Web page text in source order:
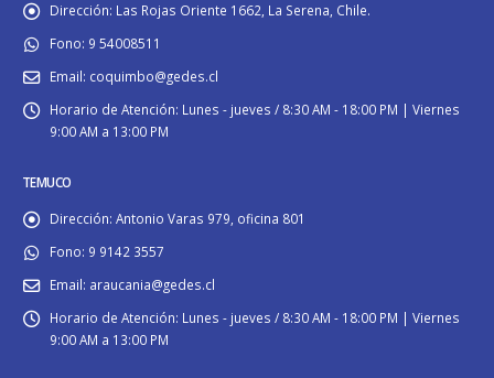
Dirección: Las Rojas Oriente 1662, La Serena, Chile.
Fono: 9 54008511
Email: coquimbo@gedes.cl
Horario de Atención: Lunes - jueves / 8:30 AM - 18:00 PM | Viernes
9:00 AM a 13:00 PM
TEMUCO
Dirección: Antonio Varas 979, oficina 801
Fono: 9 9142 3557
Email: araucania@gedes.cl
Horario de Atención: Lunes - jueves / 8:30 AM - 18:00 PM | Viernes
9:00 AM a 13:00 PM